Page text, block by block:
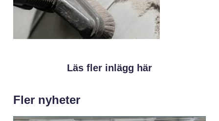
Läs fler inlägg här
Fler nyheter